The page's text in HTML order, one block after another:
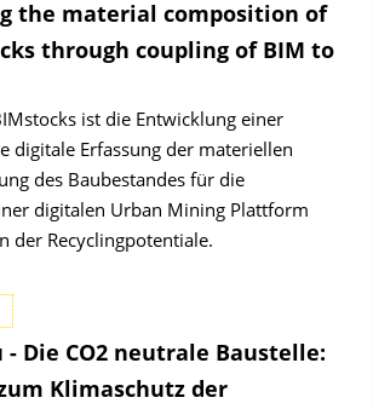
the material composition of
through coupling of BIM to
ist die Entwicklung einer
digitale Erfassung der materiellen
des Baubestandes für die
digitalen Urban Mining Plattform
der Recyclingpotentiale.
- Die CO2 neutrale Baustelle:
Klimaschutz der